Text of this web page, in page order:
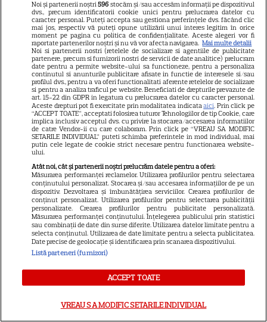
actrițele
13
VEDETE STRĂINE
Tom Holland, decizie radicală
pentru noul său film! Ce
promisiune a făcut actorul
după momentele virale în care
a făcut senzație prin dans
13
Scarlett Johansson și Kristin
Scott Thomas, din nou mamă
și fiică pe ecran în „My
Mother's Wedding”. Când
apare filmul pe SkyShowtime
9
PRIME VIDEO
Jamie Campbell Bower, starul
universul „Stăpânul Inelelor”.
Noi și partenerii noștri596 stocăm și/sau accesăm informații pe dispozitivul
dvs., precum identificatorii cookie unici pentru prelucrarea datelor cu
caracter personal. Puteți accepta sau gestiona preferințele dvs. făcând clic
mai jos, respectiv vă puteți opune utilizării unui interes legitim în orice
moment pe pagina cu politica de confidențialitate. Aceste alegeri vor fi
raportate partenerilor noștri și nu vă vor afecta navigarea. Mai multe detalii
Noi si partenerii nostri (retelele de socializare si agentiile de publicitate
partenere, precum si furnizorii nostri de servicii de date analitice) prelucram
date pentru a permite website-ului sa functioneze, pentru a personaliza
continutul si anunturile publicitare afisate in functie de interesele si/sau
profilul dvs., pentru a va oferi functionalitati aferente retelelor de socializare
si pentru a analiza traficul pe website. Beneficiati de drepturile prevazute de
art. 15-22 din GDPR in legatura cu prelucrarea datelor cu caracter personal.
Aceste drepturi pot fi exercitate prin modalitatea indicataaici. Prin click pe
“ACCEPT TOATE”, acceptati folosirea tuturor Tehnologiilor de tip Cookie, care
implica inclusiv acceptul dvs. cu privire la stocarea/accesarea informatiilor
de catre Vendor-ii cu care colaboram. Prin click pe “VREAU SA MODIFIC
SETARILE INDIVIDUAL” puteti schimba preferintele in mod individual, mai
putin cele legate de cookie strict necesare pentru functionarea website-
ului.
Atât noi, cât și partenerii noștri prelucrăm datele pentru a oferi:
Măsurarea performanței reclamelor. Utilizarea profilurilor pentru selectarea
conținutului personalizat. Stocarea și/sau accesarea informațiilor de pe un
dispozitiv. Dezvoltarea și îmbunătățirea serviciilor. Crearea profilurilor de
conținut personalizat. Utilizarea profilurilor pentru selectarea publicității
personalizate. Crearea profilurilor pentru publicitate personalizată.
Măsurarea performanței conținutului. Înțelegerea publicului prin statistici
sau combinații de date din surse diferite. Utilizarea datelor limitate pentru a
selecta conținutul. Utilizarea de date limitate pentru a selecta publicitatea.
Date precise de geolocație și identificarea prin scanarea dispozitivului.
Listă parteneri (furnizori)
ACCEPT TOATE
VREAU SA MODIFIC SETARILE INDIVIDUAL